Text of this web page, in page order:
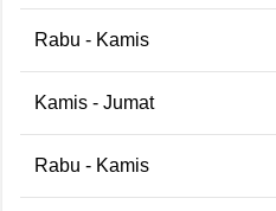
Rabu - Kamis
Kamis - Jumat
Rabu - Kamis